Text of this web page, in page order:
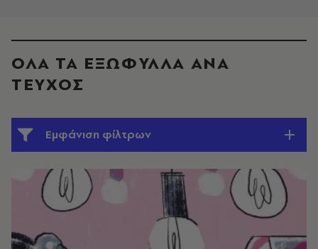
ΟΛΑ ΤΑ ΕΞΩΦΥΛΛΑ ΑΝΑ
ΤΕΥΧΟΣ
Εμφάνιση φίλτρων